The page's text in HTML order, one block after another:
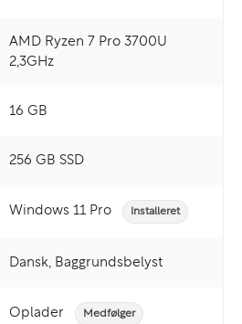
AMD Ryzen 7 Pro 3700U
2,3GHz
16 GB
256 GB SSD
Windows 11 Pro Installeret
Dansk, Baggrundsbelyst
Oplader Medfølger